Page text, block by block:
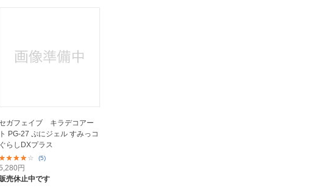
セガフェイブ キラデコアー
ト PG-27 ぷにジェル すみっコ
ぐらしDXプラス
(5)
円
売休止中です